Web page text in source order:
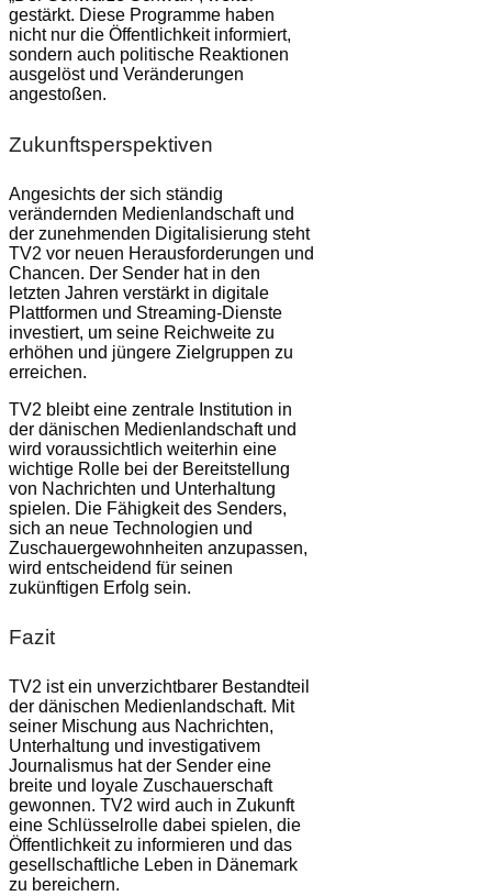
gestärkt. Diese Programme haben
nicht nur die Öffentlichkeit informiert,
sondern auch politische Reaktionen
ausgelöst und Veränderungen
angestoßen.
Zukunftsperspektiven
Angesichts der sich ständig
verändernden Medienlandschaft und
der zunehmenden Digitalisierung steht
TV2 vor neuen Herausforderungen und
Chancen. Der Sender hat in den
letzten Jahren verstärkt in digitale
Plattformen und Streaming-Dienste
investiert, um seine Reichweite zu
erhöhen und jüngere Zielgruppen zu
erreichen.
TV2 bleibt eine zentrale Institution in
der dänischen Medienlandschaft und
wird voraussichtlich weiterhin eine
wichtige Rolle bei der Bereitstellung
von Nachrichten und Unterhaltung
spielen. Die Fähigkeit des Senders,
sich an neue Technologien und
Zuschauergewohnheiten anzupassen,
wird entscheidend für seinen
zukünftigen Erfolg sein.
Fazit
TV2 ist ein unverzichtbarer Bestandteil
der dänischen Medienlandschaft. Mit
seiner Mischung aus Nachrichten,
Unterhaltung und investigativem
Journalismus hat der Sender eine
breite und loyale Zuschauerschaft
gewonnen. TV2 wird auch in Zukunft
eine Schlüsselrolle dabei spielen, die
Öffentlichkeit zu informieren und das
gesellschaftliche Leben in Dänemark
zu bereichern.